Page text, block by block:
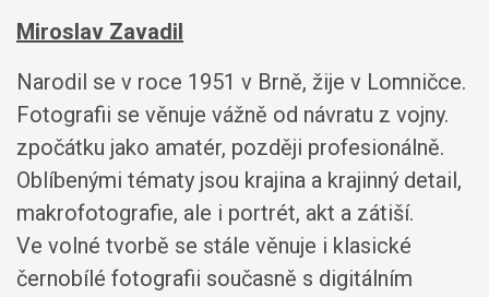
Miroslav Zavadil
Narodil se v roce 1951 v Brně, žije v Lomničce.
Fotografii se věnuje vážně od návratu z vojny.
zpočátku jako amatér, později profesionálně.
Oblíbenými tématy jsou krajina a krajinný detail,
makrofotografie, ale i portrét, akt a zátiší.
Ve volné tvorbě se stále věnuje i klasické
černobílé fotografii současně s digitálním